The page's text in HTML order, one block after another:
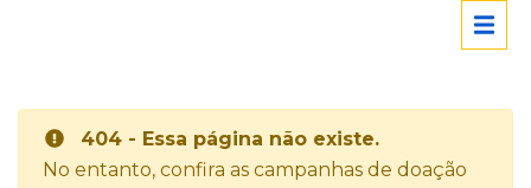
404 - Essa página não existe.
No entanto, confira as campanhas de doação